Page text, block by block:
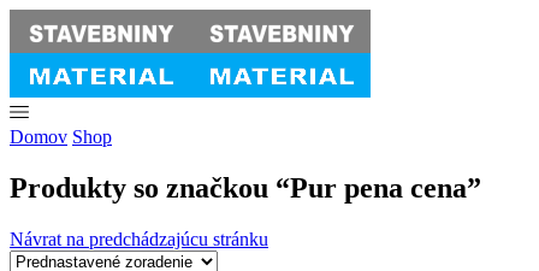
Domov Shop
Produkty so značkou “Pur pena cena”
Návrat na predchádzajúcu stránku